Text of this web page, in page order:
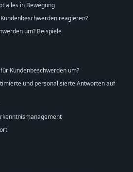
alles in Bewegung
reagieren?
um? Beispiele
Kundenbeschwerden um?
und personalisierte Antworten auf